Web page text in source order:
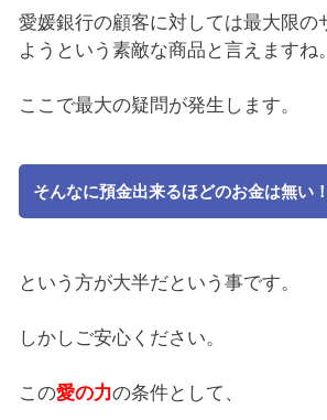
愛媛銀行の顧客に対しては最大限の
ようという素敵な商品と言えますね。
ここで最大の疑問が発生します。
そんなに預金出来るほどのお金は無い！
という方が大半だという事です。
しかしご安心ください。
この愛の力の条件として、